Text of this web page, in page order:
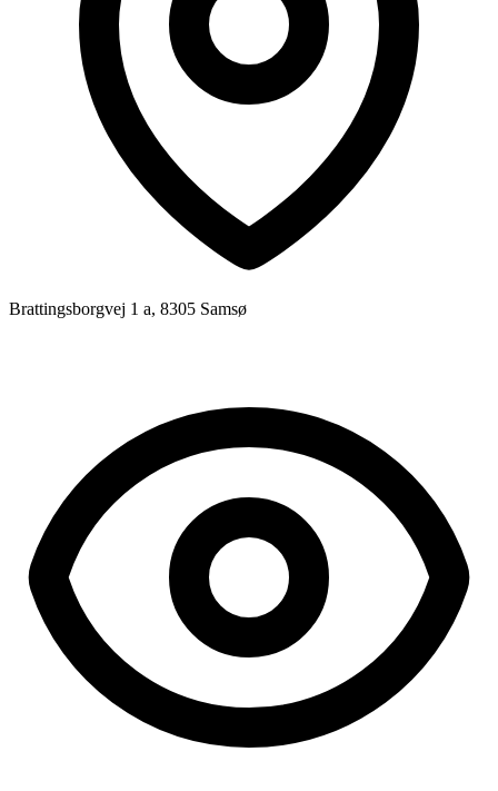
Brattingsborgvej 1 a, 8305 Samsø